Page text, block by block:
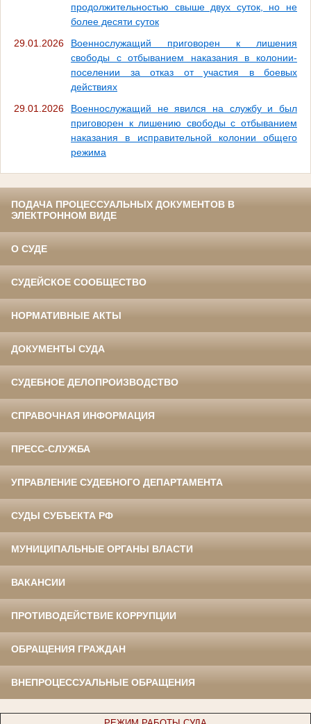
продолжительностью свыше двух суток, но не
более десяти суток
29.01.2026
Военнослужащий приговорен к лишения
свободы с отбыванием наказания в колонии-
поселении за отказ от участия в боевых
действиях
29.01.2026
Военнослужащий не явился на службу и был
приговорен к лишению свободы с отбыванием
наказания в исправительной колонии общего
режима
ПОДАЧА ПРОЦЕССУАЛЬНЫХ ДОКУМЕНТОВ В
ЭЛЕКТРОННОМ ВИДЕ
О СУДЕ
СУДЕЙСКОЕ СООБЩЕСТВО
НОРМАТИВНЫЕ АКТЫ
ДОКУМЕНТЫ СУДА
СУДЕБНОЕ ДЕЛОПРОИЗВОДСТВО
СПРАВОЧНАЯ ИНФОРМАЦИЯ
ПРЕСС-СЛУЖБА
УПРАВЛЕНИЕ СУДЕБНОГО ДЕПАРТАМЕНТА
СУДЫ СУБЪЕКТА РФ
МУНИЦИПАЛЬНЫЕ ОРГАНЫ ВЛАСТИ
ВАКАНСИИ
ПРОТИВОДЕЙСТВИЕ КОРРУПЦИИ
ОБРАЩЕНИЯ ГРАЖДАН
ВНЕПРОЦЕССУАЛЬНЫЕ ОБРАЩЕНИЯ